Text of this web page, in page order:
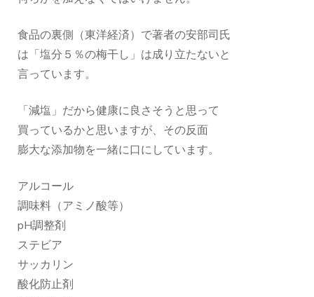
食品の裏側（東洋経済）で著者の安部司氏
は「塩分５％の梅干し」は成り立たないと
言っています。
「減塩」だから健康に良さそうと思って
買っているかと思いますが、その反面
膨大な添加物を一緒に口にしています。
アルコール
調味料（アミノ酸等）
pH調整剤
ステビア
サッカリン
酸化防止剤